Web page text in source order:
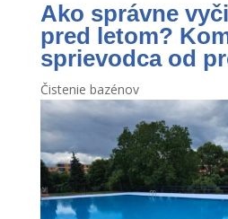
Ako správne
pred letom?
sprievodca od
Čistenie bazénov